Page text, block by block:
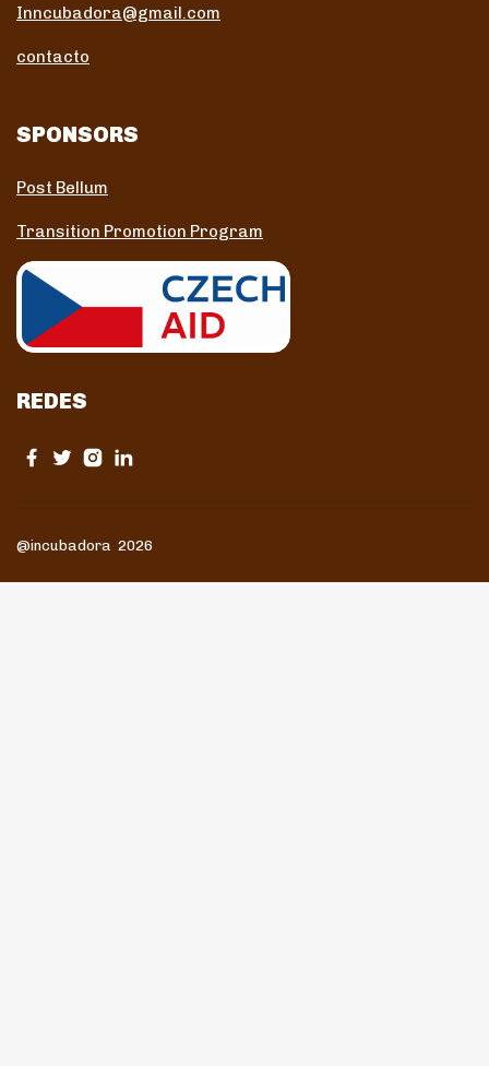
Inncubadora@gmail.com
contacto
SPONSORS
Post Bellum
Transition Promotion Program
REDES
@incubadora 2026